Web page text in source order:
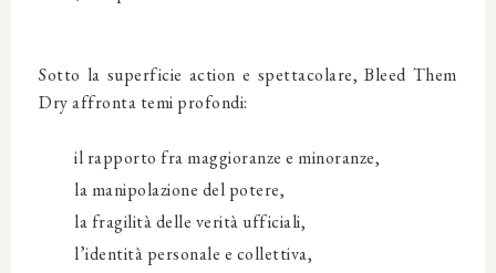
Sotto la superficie action e spettacolare, Bleed Them
Dry affronta temi profondi:
il rapporto fra maggioranze e minoranze,
la manipolazione del potere,
la fragilità delle verità ufficiali,
l’identità personale e collettiva,